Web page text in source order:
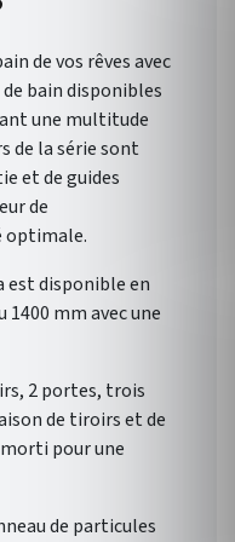
de vos rêves avec
bain disponibles
une multitude
de la série sont
et de guides
de
optimale.
est disponible en
1400 mm avec une
2 portes, trois
de tiroirs et de
pour une
de particules